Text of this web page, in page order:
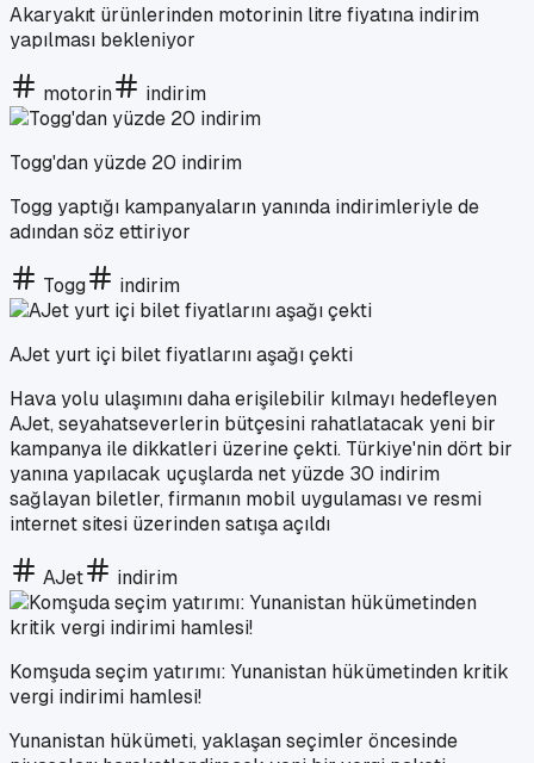
Akaryakıt ürünlerinden motorinin litre fiyatına indirim
yapılması bekleniyor
motorin indirim
Togg'dan yüzde 20 indirim
Togg yaptığı kampanyaların yanında indirimleriyle de
adından söz ettiriyor
Togg indirim
AJet yurt içi bilet fiyatlarını aşağı çekti
Hava yolu ulaşımını daha erişilebilir kılmayı hedefleyen
AJet, seyahatseverlerin bütçesini rahatlatacak yeni bir
kampanya ile dikkatleri üzerine çekti. Türkiye'nin dört bir
yanına yapılacak uçuşlarda net yüzde 30 indirim
sağlayan biletler, firmanın mobil uygulaması ve resmi
internet sitesi üzerinden satışa açıldı
AJet indirim
Komşuda seçim yatırımı: Yunanistan hükümetinden kritik
vergi indirimi hamlesi!
Yunanistan hükümeti, yaklaşan seçimler öncesinde